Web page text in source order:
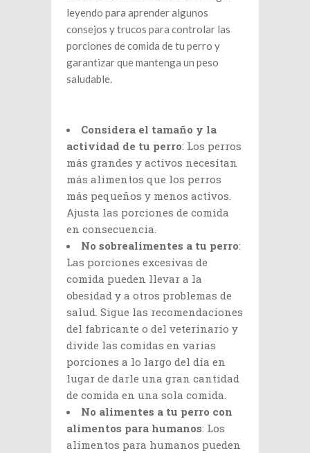
leyendo para aprender algunos
consejos y trucos para controlar las
porciones de comida de tu perro y
garantizar que mantenga un peso
saludable.
Considera el tamaño y la
actividad de tu perro: Los perros
más grandes y activos necesitan
más alimentos que los perros
más pequeños y menos activos.
Ajusta las porciones de comida
en consecuencia.
No sobrealimentes a tu perro:
Las porciones excesivas de
comida pueden llevar a la
obesidad y a otros problemas de
salud. Sigue las recomendaciones
del fabricante o del veterinario y
divide las comidas en varias
porciones a lo largo del día en
lugar de darle una gran cantidad
de comida en una sola comida.
No alimentes a tu perro con
alimentos para humanos: Los
alimentos para humanos pueden